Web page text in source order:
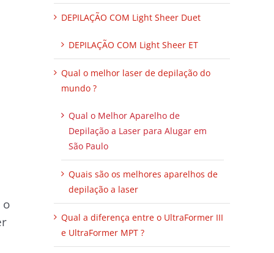
o
DEPILAÇÃO COM Light Sheer Duet
DEPILAÇÃO COM Light Sheer ET
Qual o melhor laser de depilação do
mundo ?
Qual o Melhor Aparelho de
Depilação a Laser para Alugar em
São Paulo
Quais são os melhores aparelhos de
depilação a laser
Qual a diferença entre o UltraFormer III
e UltraFormer MPT ?